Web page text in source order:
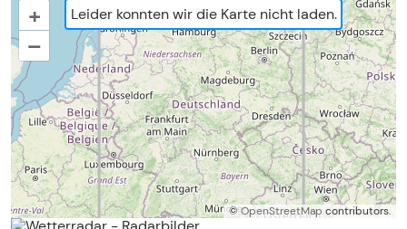
Leider konnten wir die Karte nicht laden.
+
–
©OpenStreetMap contributors.